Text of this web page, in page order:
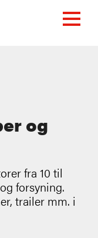
og
fra 10 til
forsyning.
trailer mm. i